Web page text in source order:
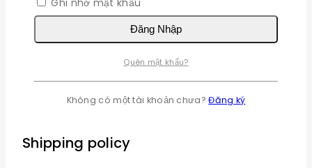
Mật khẩu*Bắt
Quên mật khẩu?
Shipping policy
Đăng Nhập
Quên mật khẩu?
Không có một tài khoản chưa?Đăng ký